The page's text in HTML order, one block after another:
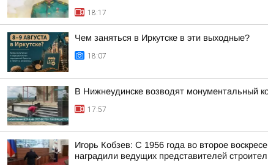
18:17
Чем заняться в Иркутске в эти выходные?
18:07
В Нижнеудинске возводят монументальный
17:57
Игорь Кобзев: С 1956 года во второе
наградили ведущих представителей